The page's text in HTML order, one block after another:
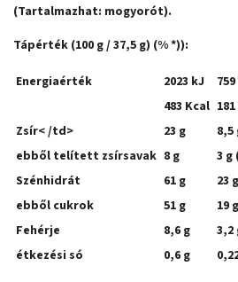
(Tartalmazhat: mogyorót).
Tápérték (100 g / 37,5 g) (% *)):
Energiaérték 2023 kJ
483 Kcal
Zsír< /td>
23 g
8,5
ebből telített zsírsavak 8 g
3 g
Szénhidrát
61 g
23
ebből cukrok
51 g
19
Fehérje
8,6 g
3,2
étkezési só
0,6 g